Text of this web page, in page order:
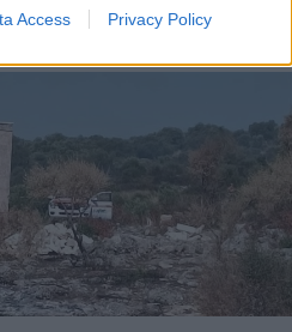
Access Privacy Policy
di Laterza